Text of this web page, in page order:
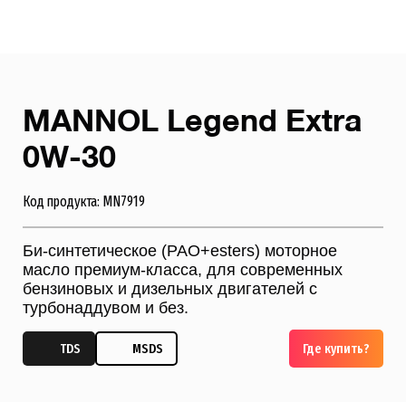
Где купить?
MANNOL Legend Extra
0W-30
Код продукта: MN7919
Би-синтетическое (PAO+esters) моторное
масло премиум-класса, для современных
бензиновых и дизельных двигателей с
турбонаддувом и без.
TDS MSDS